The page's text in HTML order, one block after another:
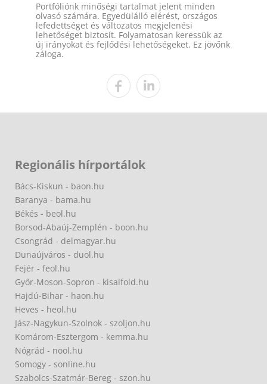
Portfóliónk minőségi tartalmat jelent minden
olvasó számára. Egyedülálló elérést, országos
lefedettséget és változatos megjelenési
lehetőséget biztosít. Folyamatosan keressük az
új irányokat és fejlődési lehetőségeket. Ez jövőnk
záloga.
Regionális hírportálok
Bács-Kiskun - baon.hu
Baranya - bama.hu
Békés - beol.hu
Borsod-Abaúj-Zemplén - boon.hu
Csongrád - delmagyar.hu
Dunaújváros - duol.hu
Fejér - feol.hu
Győr-Moson-Sopron - kisalfold.hu
Hajdú-Bihar - haon.hu
Heves - heol.hu
Jász-Nagykun-Szolnok - szoljon.hu
Komárom-Esztergom - kemma.hu
Nógrád - nool.hu
Somogy - sonline.hu
Szabolcs-Szatmár-Bereg - szon.hu